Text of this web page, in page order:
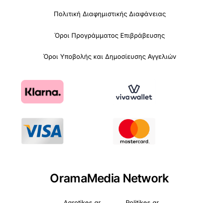
Πολιτική Διαφημιστικής Διαφάνειας
Όροι Προγράμματος Επιβράβευσης
Όροι Υποβολής και Δημοσίευσης Αγγελιών
OramaMedia Network